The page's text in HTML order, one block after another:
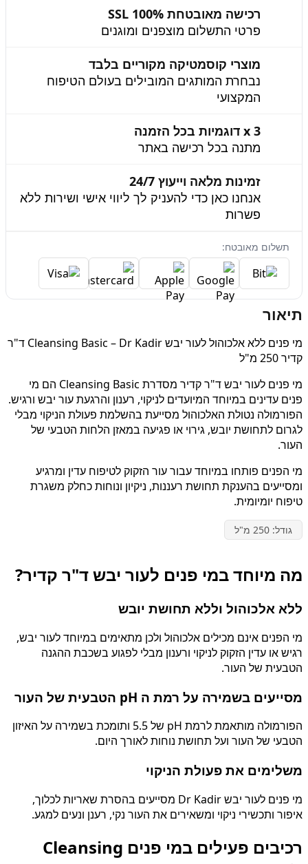
רכישה מאובטחת 100% SSL
פרטי התשלום מוצפנים ומוגנים
מוצרי קוסמטיקה מקוריים בלבד
נבחרת המותגים המובילים בעולם הטיפוח
המקצועי
3 x דוגמיות בכל הזמנה
מתנה בכל רכישה באתר
זמינות מלאה וייעוץ 24/7
אנחנו כאן כדי להעניק לך ליווי אישי ושירות ללא
פשרות
תשלום מאובטח:
תיאור
מי פנים ללא אלכוהול לעור יבש Cleansing Basic – Dr Kadir ד"ר
קדיר 250 מ"ל
מי פנים לעור יבש ד"ר קדיר מסדרת Cleansing Basic הם מי
פנים עדינים במיוחד המיועדים לניקוי, רענון והרגעת עור יבש ורגיש.
הפורמולה נטולת האלכוהול מסייעת בהשלמת פעולת הניקוי מבלי
לגרום לתחושת יובש, גירוי או פגיעה במאזן הלחות הטבעי של
העור.
מי הפנים פותחו במיוחד עבור עור הזקוק לטיפוח עדין ומרגיע
ומסייעים בהענקת תחושת רעננות, ניקיון ונוחות כחלק משגרת
טיפוח יומיומית.
גודל: 250 מ"ל
מה מיוחד במי פנים לעור יבש ד"ר קדיר?
ללא אלכוהול וללא תחושת יובש
מי הפנים אינם מכילים אלכוהול ולכן מתאימים במיוחד לעור יבש,
רגיש או עדין הזקוק לניקוי ורענון מבלי לפגוע בשכבת ההגנה
הטבעית של העור.
מסייעים בשמירה על רמת ה pH הטבעית של העור
הפורמולה מותאמת לרמת pH של 5.5 ותומכת בשמירה על האיזון
הטבעי של העור ועל תחושת נוחות לאורך היום.
משלימים את פעולת הניקוי
מי פנים לעור יבש Dr Kadir מסייעים בהסרת שאריות לכלוך,
איפור ותכשירי ניקוי ומשאירים את העור נקי, רענן ונעים למגע.
רכיבים פעילים במי פנים Cleansing